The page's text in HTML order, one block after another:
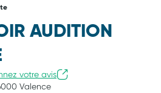
AUDITION
votre avis
Valence